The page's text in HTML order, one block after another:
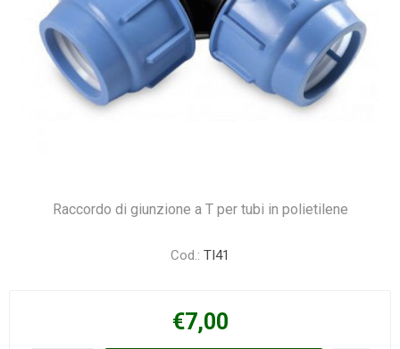
Raccordo di giunzione a T per tubi in polietilene
Cod.: TI41
€7,00